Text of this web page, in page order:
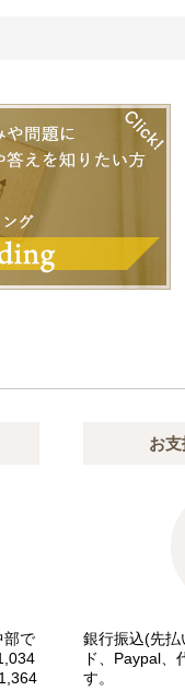
部で
お
銀行振込(先払
ド、Paypal、
す。